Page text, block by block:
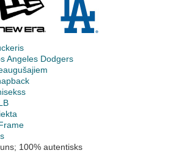
Angeles Dodgers
100% autentisks